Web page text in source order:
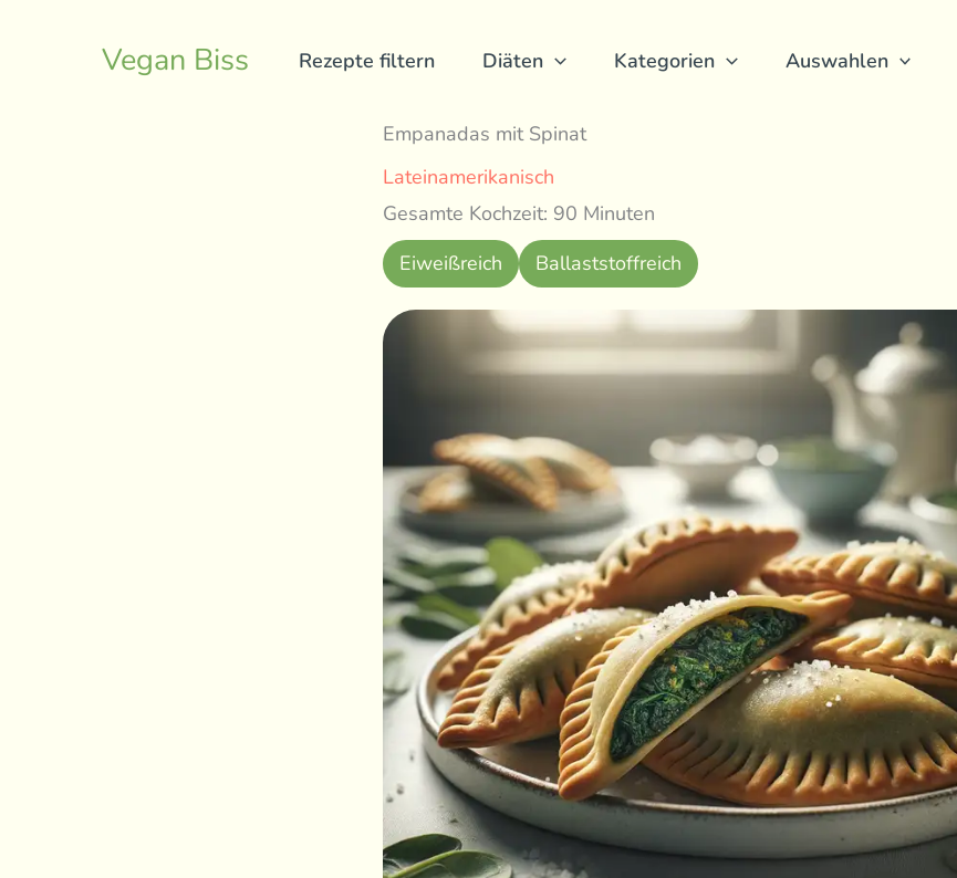
Vegan Biss Rezepte filtern Diäten Kategorien Auswahlen
Empanadas mit Spinat
Lateinamerikanisch
Gesamte Kochzeit: 90 Minuten
Eiweißreich
Ballaststoffreich